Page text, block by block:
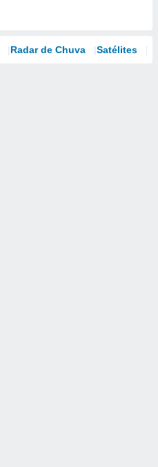
Radar de Chuva Satélites